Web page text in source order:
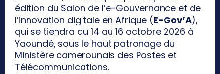
édition du Salon de l’e-Gouvernance et de
l’innovation digitale en Afrique (E-Gov’A),
qui se tiendra du 14 au 16 octobre 2026 à
Yaoundé, sous le haut patronage du
Ministère camerounais des Postes et
Télécommunications.